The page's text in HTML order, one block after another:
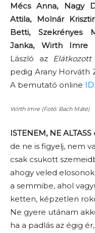
Mécs Anna,
Nagy
Attila,
Molnár
Betti, Szekrényes
Janka, Wirth Imre
László az Elátkozott
pedig Arany Horváth
A bemutató online
Wirth Imre (Fotó: Bach Máté)
ISTENEM, NE ALTASS
de ne is figyelj, nem
csak csukott
ahogy veled elosonok
a semmibe, ahol
ketten, képzetlen
Ne gyere utánam
ha a padlás az égig ér,